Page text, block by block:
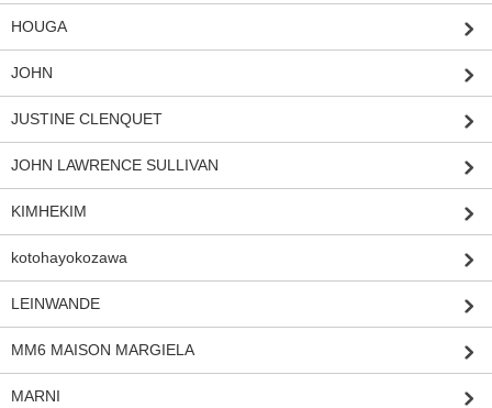
HOUGA
JOHN
JUSTINE CLENQUET
JOHN LAWRENCE SULLIVAN
KIMHEKIM
kotohayokozawa
LEINWANDE
MM6 MAISON MARGIELA
MARNI